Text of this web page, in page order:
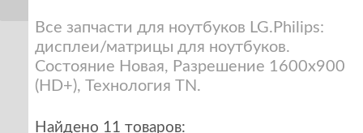
Все запчасти для ноутбуков LG.Philips:
дисплеи/матрицы для ноутбуков.
Состояние Новая, Разрешение 1600x900
(HD+), Технология TN.
Найдено 11 товаров: